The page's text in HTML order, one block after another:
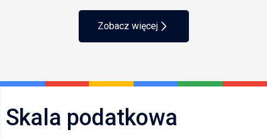
jako kompetentną i godną zaufania specjalistę na
stanowisku księgowej. Jej kwalifikacje,
doświadczenie oraz postawa zawodowa stanowią
dysponuje bardzo dziękuję też 5 gwiazdek
*****:-))))
Zobacz więcej
Skala podatkowa